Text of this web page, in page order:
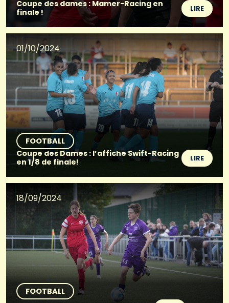
Coupe des dames : Mamer-Racing en
finale !
LIRE
01/10/2024
FOOTBALL
Coupe des Dames : l’affiche Swift-Racing
en 1/8 de finale!
LIRE
18/09/2024
FOOTBALL